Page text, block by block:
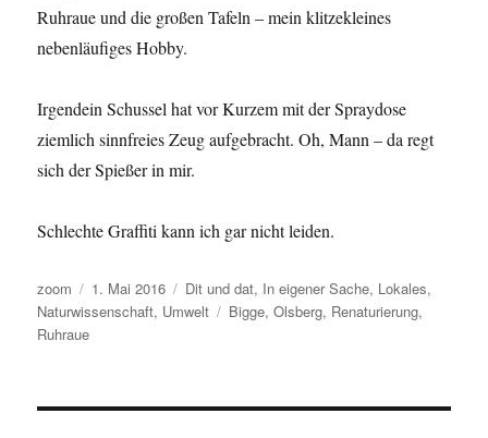
Ruhraue und die großen Tafeln – mein klitzekleines
nebenläufiges Hobby.
Irgendein Schussel hat vor Kurzem mit der Spraydose
ziemlich sinnfreies Zeug aufgebracht. Oh, Mann – da regt
sich der Spießer in mir.
Schlechte Graffiti kann ich gar nicht leiden.
Autor
zoom
Veröffentlicht
am
1. Mai 2016 Kategorien
Dit und dat, In eigener Sache, Lokales,
Naturwissenschaft, Umwelt Schlagwörter
Bigge,Olsberg, Renaturierung,
Ruhraue